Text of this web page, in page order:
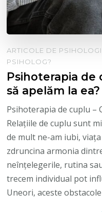
ARTICOLE DE
PSIHOLOG?
Psihoterapia de
să apelăm la ea?
Psihoterapia de cuplu –
Relațiile de cuplu sunt
de mult ne-am iubi,
zdruncina armonia
neînțelegerile, rutina
trecem individual pot
Uneori, aceste